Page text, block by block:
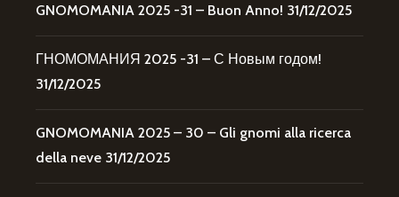
GNOMOMANIA 2025 -31 – Buon Anno! 31/12/2025
ГНОМОМАНИЯ 2025 -31 – С Новым годом!
31/12/2025
GNOMOMANIA 2025 – 30 – Gli gnomi alla ricerca
della neve 31/12/2025